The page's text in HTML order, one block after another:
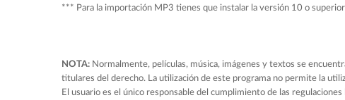
*** Para la importación MP3 tienes que instalar la versión 10 o
NOTA: Normalmente, películas, música, imágenes y textos se
titulares del derecho. La utilización de este programa no permite la
El usuario es el único responsable del cumplimiento de las regulaciones